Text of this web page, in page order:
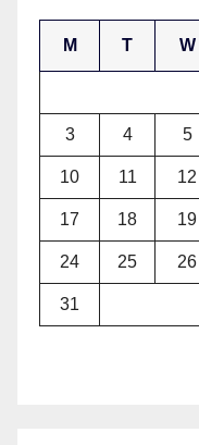
M T W
3 4 5
10 11 12
17 18 19
24 25 26
31